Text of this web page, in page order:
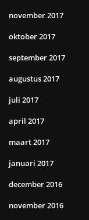
november 2017
oktober 2017
september 2017
augustus 2017
juli 2017
april 2017
maart 2017
januari 2017
december 2016
november 2016